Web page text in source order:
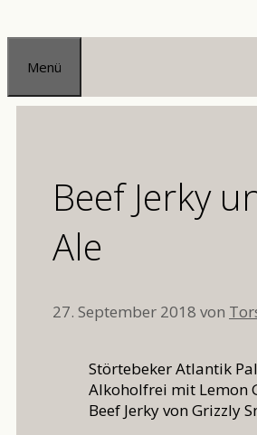
Zum
Inhalt
springen
Menü
Beef Jerky
Ale
27. September 2018 von
Störtebeker Atlantik
Alkoholfrei mit Lemon
Beef Jerky von Grizzly